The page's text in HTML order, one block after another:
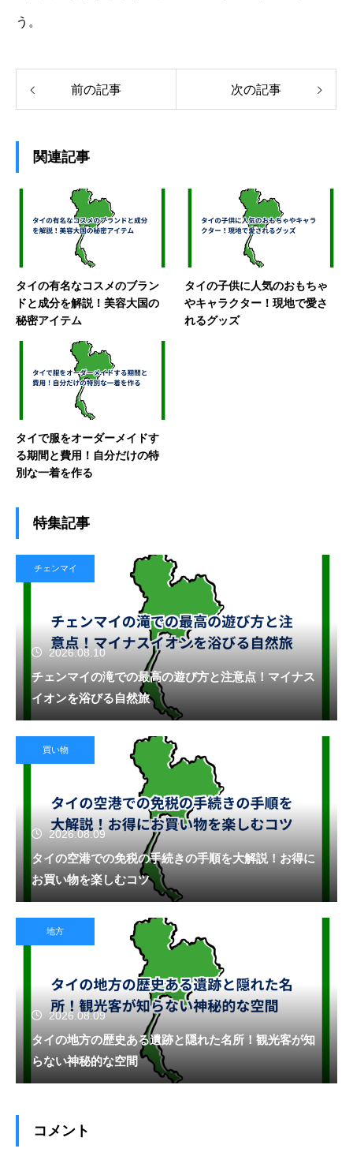
う。
前の記事 次の記事
関連記事
タイの有名なコスメのブラン
ドと成分を解説！美容大国の
秘密アイテム
タイの子供に人気のおもちゃ
やキャラクター！現地で愛さ
れるグッズ
タイで服をオーダーメイドす
る期間と費用！自分だけの特
別な一着を作る
特集記事
チェンマイ
2026.08.10
チェンマイの滝での最高の遊び方と注意点！マイナス
イオンを浴びる自然旅
買い物
2026.08.09
タイの空港での免税の手続きの手順を大解説！お得に
お買い物を楽しむコツ
地方
2026.08.09
タイの地方の歴史ある遺跡と隠れた名所！観光客が知
らない神秘的な空間
コメント